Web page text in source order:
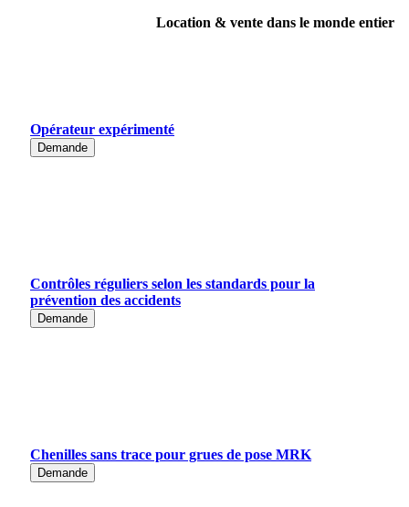
Location & vente dans le monde entier /
Opérateur expérimenté
Demande
Contrôles réguliers selon les standards pour la
prévention des accidents
Demande
Chenilles sans trace pour grues de pose MRK
Demande